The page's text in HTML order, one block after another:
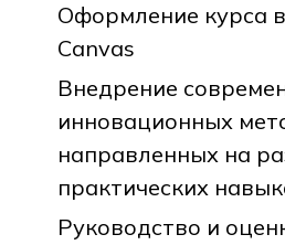
Оформление курса
Canvas
Внедрение
инновационных
направленных на
практических
Руководство и